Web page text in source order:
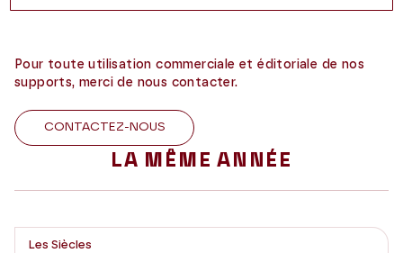
Pour toute utilisation commerciale et éditoriale de nos
supports, merci de nous contacter.
CONTACTEZ-NOUS
LA MÊME ANNÉE
Les Siècles